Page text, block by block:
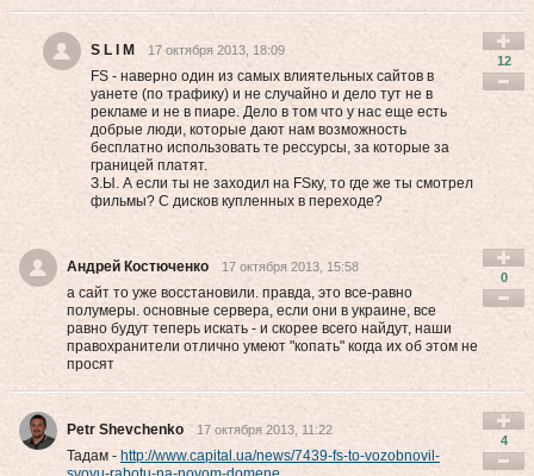
S L I M 17 октября 2013, 18:09
FS - наверно один из самых влиятельных сайтов в
уанете (по трафику) и не случайно и дело тут не в
рекламе и не в пиаре. Дело в том что у нас еще есть
добрые люди, которые дают нам возможность
бесплатно использовать те рессурсы, за которые за
границей платят.
З.Ы. А если ты не заходил на FSку, то где же ты смотрел
фильмы? С дисков купленных в переходе?
12
Андрей Костюченко 17 октября 2013, 15:58
а сайт то уже восстановили. правда, это все-равно
полумеры. основные сервера, если они в украине, все
равно будут теперь искать - и скорее всего найдут, наши
правохранители отлично умеют "копать" когда их об этом не
просят
0
Petr Shevchenko 17 октября 2013, 11:22
Тадам - http://www.capital.ua/news/7439-fs-to-vozobnovil-
4